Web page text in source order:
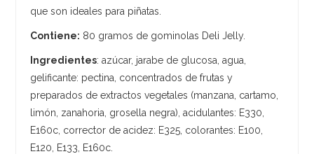
que son ideales para piñatas.
Contiene: 80 gramos de gominolas Deli Jelly.
Ingredientes: azúcar, jarabe de glucosa, agua,
gelificante: pectina, concentrados de frutas y
preparados de extractos vegetales (manzana, cartamo,
limón, zanahoria, grosella negra), acidulantes: E330,
E160c, corrector de acidez: E325, colorantes: E100,
E120, E133, E160c.